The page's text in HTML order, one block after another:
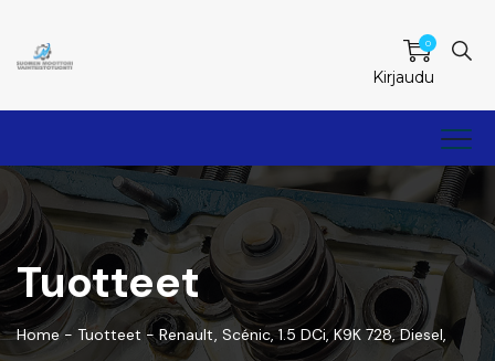
0
Kirjaudu
Tuotteet
Home- Tuotteet -Renault, Scénic, 1.5 DCi, K9K 728, Diesel,